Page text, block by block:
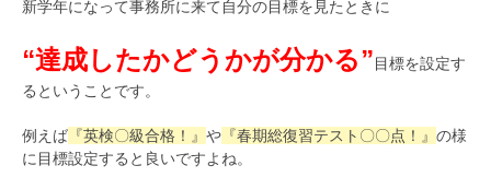
新学年になって事務所に来て自分の目標を見たときに
“達成したかどうかが分かる”目標を設定す
るということです。
例えば 『英検〇級合格！』 や 『春期総復習テスト〇〇点！』 の様
に目標設定すると良いですよね。